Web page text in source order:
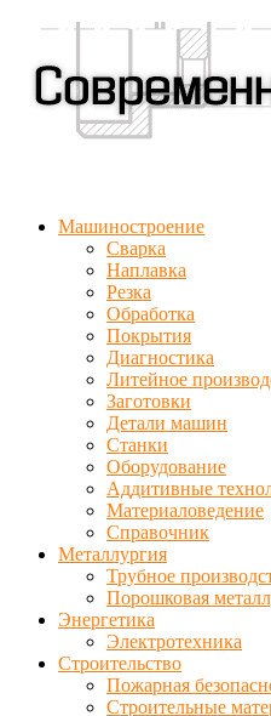
Машиностроение
Сварка
Наплавка
Резка
Обработка
Покрытия
Диагностика
Литейное
Заготовки
Детали машин
Станки
Оборудование
Аддитивные
Материаловедение
Справочник
Металлургия
Трубное
Порошковая
Энергетика
Электротехника
Строительство
Пожарная
Строительные